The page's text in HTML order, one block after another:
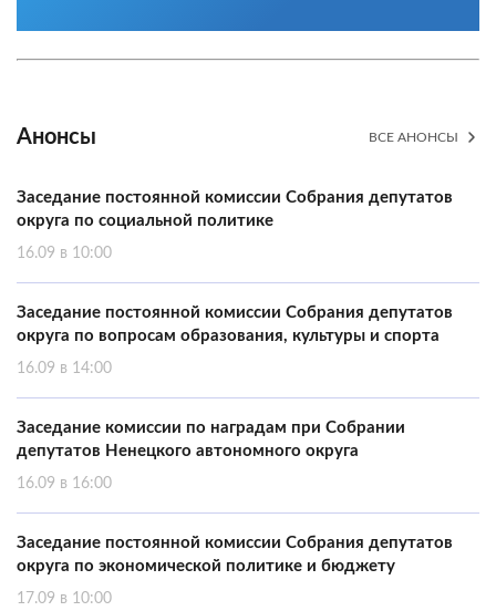
Анонсы ВСЕ АНОНСЫ
Заседание постоянной комиссии Собрания депутатов
округа по социальной политике
16.09 в 10:00
Заседание постоянной комиссии Собрания депутатов
округа по вопросам образования, культуры и спорта
16.09 в 14:00
Заседание комиссии по наградам при Собрании
депутатов Ненецкого автономного округа
16.09 в 16:00
Заседание постоянной комиссии Собрания депутатов
округа по экономической политике и бюджету
17.09 в 10:00